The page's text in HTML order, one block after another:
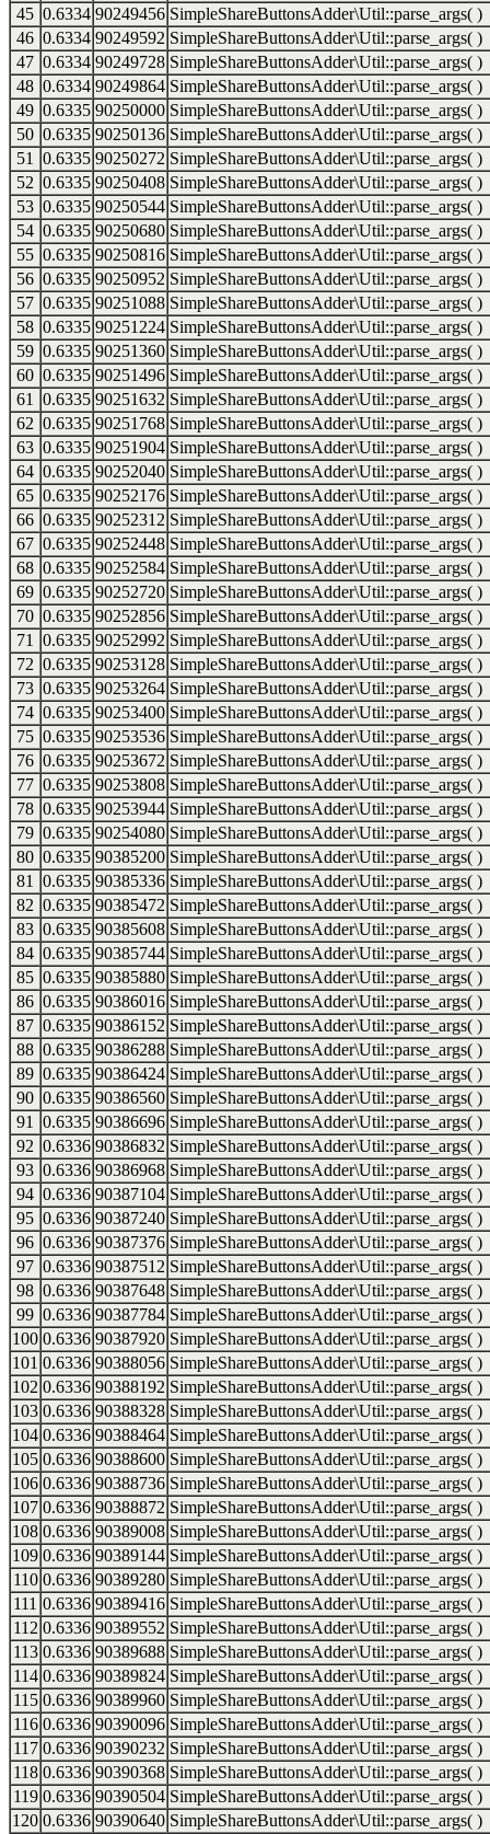
45 0.6334 90249456 SimpleShareButtonsAdder\Util::parse_args( )
46 0.6334 90249592 SimpleShareButtonsAdder\Util::parse_args( )
47 0.6334 90249728 SimpleShareButtonsAdder\Util::parse_args( )
48 0.6334 90249864 SimpleShareButtonsAdder\Util::parse_args( )
49 0.6335 90250000 SimpleShareButtonsAdder\Util::parse_args( )
50 0.6335 90250136 SimpleShareButtonsAdder\Util::parse_args( )
51
0.6335 90250272 SimpleShareButtonsAdder\Util::parse_args( )
52 0.6335 90250408 SimpleShareButtonsAdder\Util::parse_args( )
53 0.6335 90250544 SimpleShareButtonsAdder\Util::parse_args( )
54 0.6335 90250680 SimpleShareButtonsAdder\Util::parse_args( )
55 0.6335 90250816 SimpleShareButtonsAdder\Util::parse_args( )
56 0.6335 90250952 SimpleShareButtonsAdder\Util::parse_args( )
57 0.6335 90251088 SimpleShareButtonsAdder\Util::parse_args( )
58 0.6335 90251224 SimpleShareButtonsAdder\Util::parse_args( )
59 0.6335 90251360 SimpleShareButtonsAdder\Util::parse_args( )
60 0.6335 90251496 SimpleShareButtonsAdder\Util::parse_args( )
61
0.6335 90251632 SimpleShareButtonsAdder\Util::parse_args( )
62 0.6335 90251768 SimpleShareButtonsAdder\Util::parse_args( )
63 0.6335 90251904 SimpleShareButtonsAdder\Util::parse_args( )
64 0.6335 90252040 SimpleShareButtonsAdder\Util::parse_args( )
65 0.6335 90252176 SimpleShareButtonsAdder\Util::parse_args( )
66 0.6335 90252312 SimpleShareButtonsAdder\Util::parse_args( )
67 0.6335 90252448 SimpleShareButtonsAdder\Util::parse_args( )
68 0.6335 90252584 SimpleShareButtonsAdder\Util::parse_args( )
69 0.6335 90252720 SimpleShareButtonsAdder\Util::parse_args( )
70 0.6335 90252856 SimpleShareButtonsAdder\Util::parse_args( )
71
0.6335 90252992 SimpleShareButtonsAdder\Util::parse_args( )
72 0.6335 90253128 SimpleShareButtonsAdder\Util::parse_args( )
73 0.6335 90253264 SimpleShareButtonsAdder\Util::parse_args( )
74 0.6335 90253400 SimpleShareButtonsAdder\Util::parse_args( )
75 0.6335 90253536 SimpleShareButtonsAdder\Util::parse_args( )
76 0.6335 90253672 SimpleShareButtonsAdder\Util::parse_args( )
77 0.6335 90253808 SimpleShareButtonsAdder\Util::parse_args( )
78 0.6335 90253944 SimpleShareButtonsAdder\Util::parse_args( )
79 0.6335 90254080 SimpleShareButtonsAdder\Util::parse_args( )
80 0.6335 90385200 SimpleShareButtonsAdder\Util::parse_args( )
81
0.6335 90385336 SimpleShareButtonsAdder\Util::parse_args( )
82 0.6335 90385472 SimpleShareButtonsAdder\Util::parse_args( )
83 0.6335 90385608 SimpleShareButtonsAdder\Util::parse_args( )
84 0.6335 90385744 SimpleShareButtonsAdder\Util::parse_args( )
85 0.6335 90385880 SimpleShareButtonsAdder\Util::parse_args( )
86 0.6335 90386016 SimpleShareButtonsAdder\Util::parse_args( )
87 0.6335 90386152 SimpleShareButtonsAdder\Util::parse_args( )
88 0.6335 90386288 SimpleShareButtonsAdder\Util::parse_args( )
89 0.6335 90386424 SimpleShareButtonsAdder\Util::parse_args( )
90 0.6335 90386560 SimpleShareButtonsAdder\Util::parse_args( )
91
0.6335 90386696 SimpleShareButtonsAdder\Util::parse_args( )
92 0.6336 90386832 SimpleShareButtonsAdder\Util::parse_args( )
93 0.6336 90386968 SimpleShareButtonsAdder\Util::parse_args( )
94 0.6336 90387104 SimpleShareButtonsAdder\Util::parse_args( )
95 0.6336 90387240 SimpleShareButtonsAdder\Util::parse_args( )
96 0.6336 90387376 SimpleShareButtonsAdder\Util::parse_args( )
97 0.6336 90387512 SimpleShareButtonsAdder\Util::parse_args( )
98 0.6336 90387648 SimpleShareButtonsAdder\Util::parse_args( )
99 0.6336 90387784 SimpleShareButtonsAdder\Util::parse_args( )
100 0.6336 90387920 SimpleShareButtonsAdder\Util::parse_args( )
101 0.6336 90388056 SimpleShareButtonsAdder\Util::parse_args( )
102 0.6336 90388192 SimpleShareButtonsAdder\Util::parse_args( )
103 0.6336 90388328 SimpleShareButtonsAdder\Util::parse_args( )
104 0.6336 90388464 SimpleShareButtonsAdder\Util::parse_args( )
105 0.6336 90388600 SimpleShareButtonsAdder\Util::parse_args( )
106 0.6336 90388736 SimpleShareButtonsAdder\Util::parse_args( )
107 0.6336 90388872 SimpleShareButtonsAdder\Util::parse_args( )
108 0.6336 90389008 SimpleShareButtonsAdder\Util::parse_args( )
109 0.6336 90389144 SimpleShareButtonsAdder\Util::parse_args( )
110 0.6336 90389280 SimpleShareButtonsAdder\Util::parse_args( )
111 0.6336 90389416 SimpleShareButtonsAdder\Util::parse_args( )
112 0.6336 90389552 SimpleShareButtonsAdder\Util::parse_args( )
113 0.6336 90389688 SimpleShareButtonsAdder\Util::parse_args( )
114 0.6336 90389824 SimpleShareButtonsAdder\Util::parse_args( )
115 0.6336 90389960 SimpleShareButtonsAdder\Util::parse_args( )
116 0.6336 90390096 SimpleShareButtonsAdder\Util::parse_args( )
117 0.6336 90390232 SimpleShareButtonsAdder\Util::parse_args( )
118 0.6336 90390368 SimpleShareButtonsAdder\Util::parse_args( )
119 0.6336 90390504 SimpleShareButtonsAdder\Util::parse_args( )
120 0.6336 90390640 SimpleShareButtonsAdder\Util::parse_args( )